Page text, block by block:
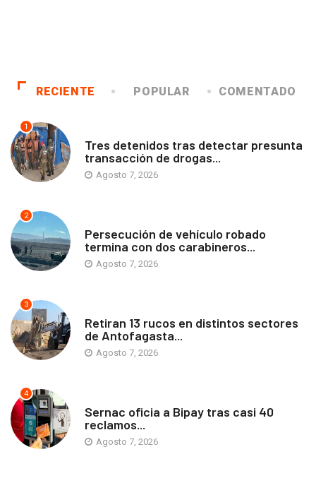
RECIENTE POPULAR COMENTADO
1
Tres detenidos tras detectar presunta
transacción de drogas...
Agosto 7, 2026
2
Persecución de vehículo robado
termina con dos carabineros...
Agosto 7, 2026
3
Retiran 13 rucos en distintos sectores
de Antofagasta...
Agosto 7, 2026
4
Sernac oficia a Bipay tras casi 40
reclamos...
Agosto 7, 2026